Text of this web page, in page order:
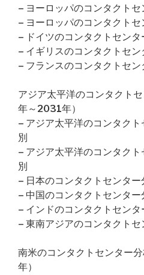
– ヨーロッパのコンタクト
– ヨーロッパのコンタクト
– ドイツのコンタクトセン
– イギリスのコンタクトセ
– フランスのコンタクトセ
アジア太平洋のコンタクト
年～2031年）
– アジア太平洋のコンタク
別
– アジア太平洋のコンタク
別
– 日本のコンタクトセンター
– 中国のコンタクトセンター
– インドのコンタクトセン
– 東南アジアのコンタクト
南米のコンタクトセンター
年）